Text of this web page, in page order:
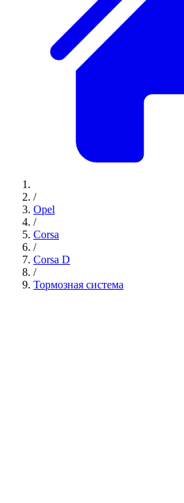
/
Opel
/
Corsa
/
Corsa D
/
Тормозная система